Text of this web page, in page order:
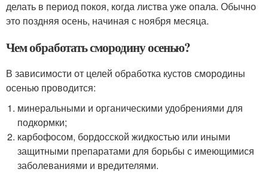
делать в период покоя, когда листва уже опала. Обычно
это поздняя осень, начиная с ноября месяца.
Чем обработать смородину осенью?
В зависимости от целей обработка кустов смородины
осенью проводится:
минеральными и органическими удобрениями для
подкормки;
карбофосом, бордосской жидкостью или иными
защитными препаратами для борьбы с имеющимися
заболеваниями и вредителями.